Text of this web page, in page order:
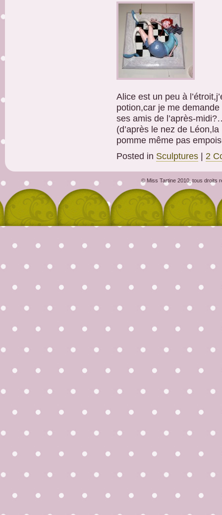
Alice est un peu à
potion,car je me
ses amis de l’après-
(d’après le nez de
pomme même pas
Posted in Sculptures 2
© Miss Tartine 2010, tous droits